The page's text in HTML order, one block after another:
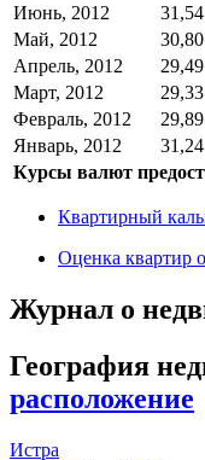
Июнь, 2012
31,54
Май, 2012
30,80
Апрель, 2012
29,49
Март, 2012
29,33
Февраль, 2012
29,89
Январь, 2012
31,24
Курсы валют
Квартирный
Оценка квартир
Журнал о
География
расположение
Истра